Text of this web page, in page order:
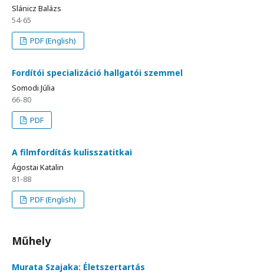
Slánicz Balázs
54-65
PDF (English)
Fordítói specializáció hallgatói szemmel
Somodi Júlia
66-80
PDF
A filmfordítás kulisszatitkai
Ágostai Katalin
81-88
PDF (English)
Műhely
Murata Szajaka: Életszertartás